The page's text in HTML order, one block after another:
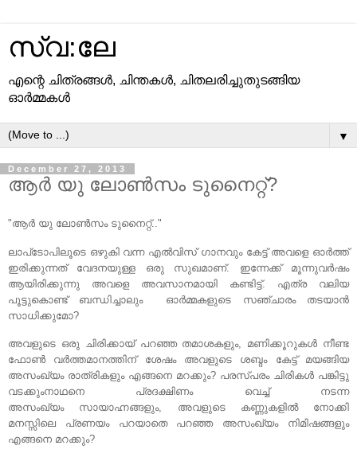
സ്വ:ലേ
എന്റെ ചിത്രങ്ങള്‍, ചിന്തകള്‍, ചിതലരിച്ചുതുടങ്ങിയ
ഓര്‍മ്മകള്‍
▼
December 27, 2013
ആര്‍ യു ലോണ്‍സം ടുനൈറ്റ്‌?
"ആര്‍ യു ലോണ്‍സം ടുനൈറ്റ്‌.."
ലാപ്‌ടോപിലൂടെ ഒഴുകി വന്ന എല്‍വിസ്‌ ഗാനവും കേട്ട് അവളെ ഓര്‍ത്ത്‌
ഇരിക്കുന്നത് വേദനയുള്ള ഒരു സുഖമാണ്. ഇന്നേക്ക് മൂന്നുവര്‍ഷം
ആയിരിക്കുന്നു അവളെ അവസാനമായി കണ്ടിട്ട്. എത്ര വലിയ
പൂട്ടുകൊണ്ട് ബന്ധിച്ചാലും ഓര്‍മ്മകളുടെ സഞ്ചാരം തടയാന്‍
സാധിക്കുമോ?
അവളുടെ ഒരു ചിരിക്കായ്‌ പറഞ്ഞ തമാശകളും, മണിക്കൂറുകള്‍ നീണ്ട
ഫോണ്‍ വര്‍ത്തമാനത്തിന് ശേഷം അവളുടെ ശബ്ദം കേട്ട് മയങ്ങിയ
അസംഖ്യം രാത്രികളും എങ്ങനെ മറക്കും? പരസ്പരം ചിരികള്‍ പങ്കിട്ടു
വടക്കുംനാഥനെ പ്രദക്ഷിണം വെച്ച് നടന്ന
അസംഖ്യം സായാഹ്നങ്ങളും, അവളുടെ കണ്ണുകളില്‍ നോക്കി
മനസ്സിലെ പ്രണയം പറയാതെ പറഞ്ഞ അസംഖ്യം നിമിഷങ്ങളും
എങ്ങനെ മറക്കും?